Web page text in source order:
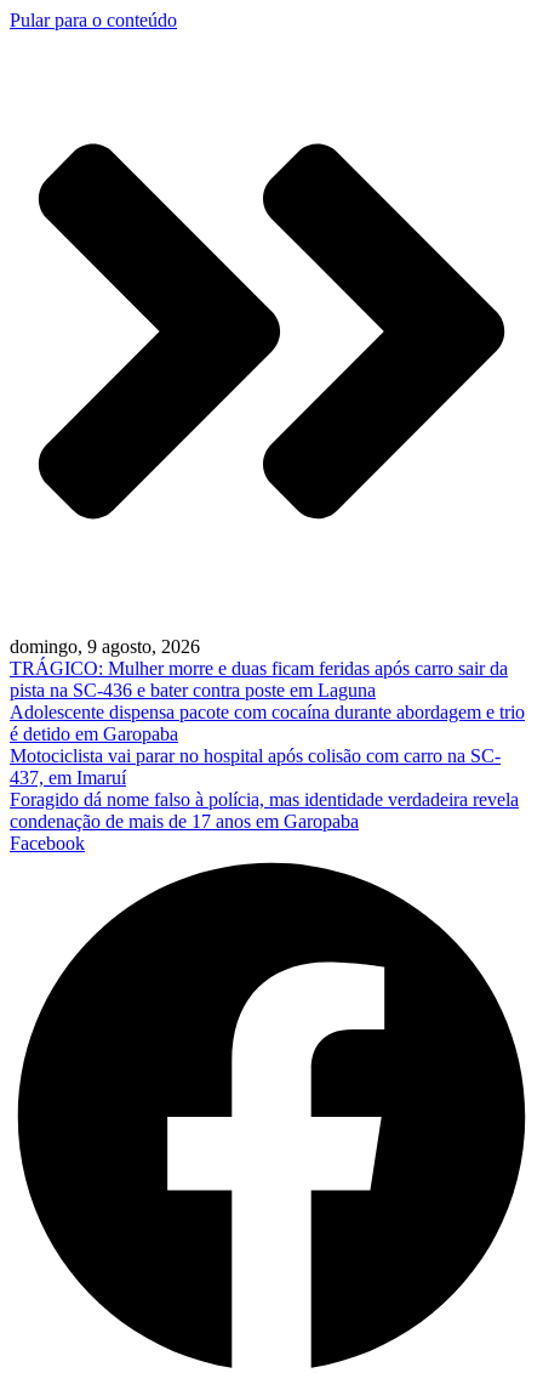
Pular para o conteúdo
domingo, 9 agosto, 2026
TRÁGICO: Mulher morre e duas ficam feridas após carro sair da
pista na SC-436 e bater contra poste em Laguna
Adolescente dispensa pacote com cocaína durante abordagem e trio
é detido em Garopaba
Motociclista vai parar no hospital após colisão com carro na SC-
437, em Imaruí
Foragido dá nome falso à polícia, mas identidade verdadeira revela
condenação de mais de 17 anos em Garopaba
Facebook